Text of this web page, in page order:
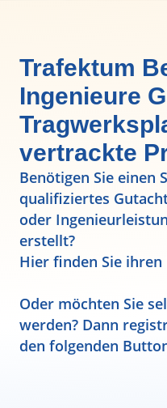
Trafektum
Ingenieure
vertrackte
Benötigen Sie einen
qualifiziertes
oder
erstellt?
Hier finden Sie ihren
Oder möchten Sie
werden? Dann
den folgenden